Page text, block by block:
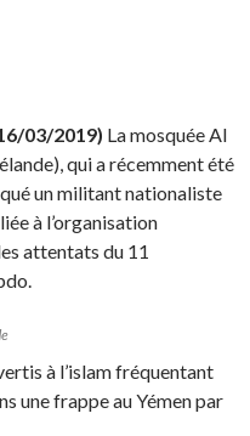
03/2019) La mosquée Al
qui a récemment été
un militant nationaliste
à l’organisation
attentats du 11
à l’islam fréquentant
une frappe au Yémen par